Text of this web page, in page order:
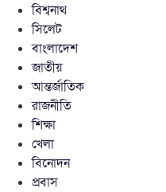
বিশ্বনাথ
সিলেট
বাংলাদেশ
জাতীয়
আন্তর্জাতিক
রাজনীতি
শিক্ষা
খেলা
বিনোদন
প্রবাস